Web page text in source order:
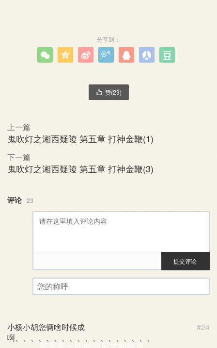
分享到：
      
 赞(23)
上一篇
鬼吹灯之湘西疑陵 第五章 打神金鞭(1)
下一篇
鬼吹灯之湘西疑陵 第五章 打神金鞭(3)
评论 23
评论审核已启用。您的评论可
提交评论
#24
小杨小胡您俩啥时候成
啊、、、、、、、、、、、、、、、、、、